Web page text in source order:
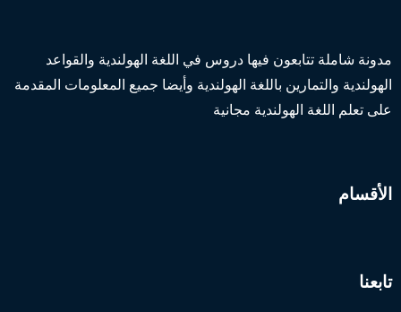
مدونة شاملة تتابعون فيها دروس في اللغة الهولندية والقواعد
الهولندية والتمارين باللغة الهولندية وأيضا جميع المعلومات المقدمة
على تعلم اللغة الهولندية مجانية
الأقسام
تابعنا